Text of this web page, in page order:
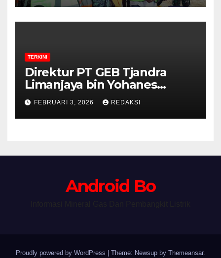
TERKINI
Direktur PT GEB Tjandra
Limanjaya bin Yohanes
Limanjaya dan Semangat
Membangun Negeri
FEBRUARI 3, 2026 REDAKSI
Android Bo
Proudly powered by WordPress Theme: Newsup by Themeansar.